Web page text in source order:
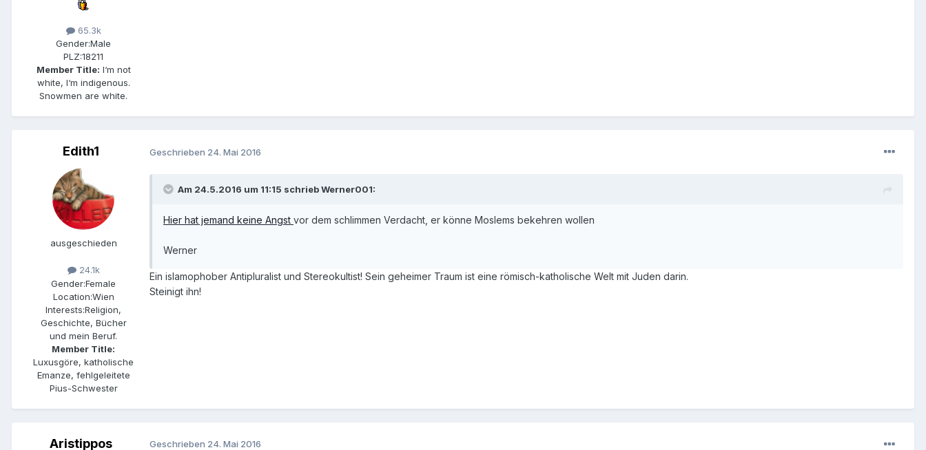
65.3k
Gender:Male
PLZ:18211
Member Title: I‘m not
white, I‘m indigenous.
Snowmen are white.
Edith1
ausgeschieden
24.1k
Gender:Female
Location:Wien
Interests:Religion,
Geschichte, Bücher
und mein Beruf.
Member Title:
Luxusgöre, katholische
Emanze, fehlgeleitete
Pius-Schwester
Geschrieben 24. Mai 2016
Am 24.5.2016 um 11:15 schrieb Werner001:
Hier hat jemand keine Angst vor dem schlimmen Verdacht, er könne Moslems bekehren wollen
Werner
Ein islamophober Antipluralist und Stereokultist! Sein geheimer Traum ist eine römisch-katholische Welt mit Juden darin.
Steinigt ihn!
Aristippos Geschrieben 24. Mai 2016